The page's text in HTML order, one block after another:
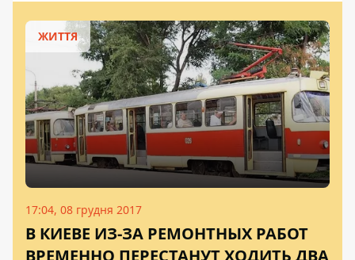
ЖИТТЯ
17:04, 08 грудня 2017
В КИЕВЕ ИЗ-ЗА РЕМОНТНЫХ РАБОТ